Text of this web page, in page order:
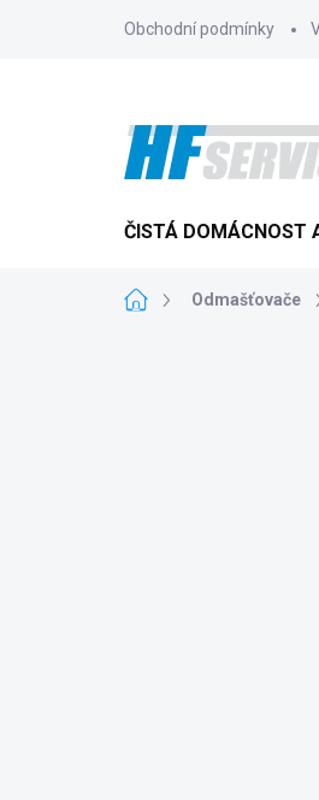
Obchodní podmínky
ČISTÁ DOMÁCNOST
DomůOdmašťovače